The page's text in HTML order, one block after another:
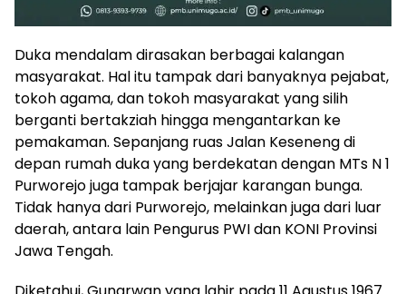
Duka mendalam dirasakan berbagai kalangan
masyarakat. Hal itu tampak dari banyaknya pejabat,
tokoh agama, dan tokoh masyarakat yang silih
berganti bertakziah hingga mengantarkan ke
pemakaman. Sepanjang ruas Jalan Keseneng di
depan rumah duka yang berdekatan dengan MTs N 1
Purworejo juga tampak berjajar karangan bunga.
Tidak hanya dari Purworejo, melainkan juga dari luar
daerah, antara lain Pengurus PWI dan KONI Provinsi
Jawa Tengah.